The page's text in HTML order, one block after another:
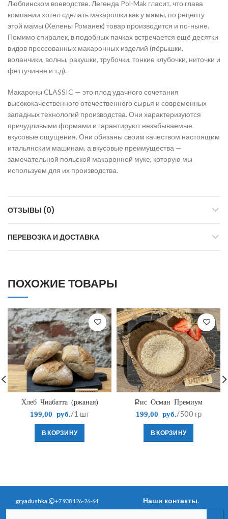
Люблинском воеводстве. Легенда Pol-Mak гласит, что глава
компании хотел сделать макарошки как у мамы, по рецепту
этой мамы (Хелены Романек) товар производится и по-ныне.
Помимо спиралек, в подобных пачках встречается ещё десятки
видов прессованных макаронных изделий (пёрышки,
воланчики, волны, ракушки, трубочки, тонкие клубочки, ниточки и
феттучинне и т.д).
Макароны CLASSIC — это плод удачного сочетания
высококачественного отечественного сырья и современных
западных технологий производства. Они характеризуются
причудливыми формами и гарантируют незабываемые
вкусовые ощущения. Они обязаны своим качеством настоящим
итальянским машинам, а вкусовые преимущества —
замечательной польской макаронной муке, которую мы
используем для их производства.
ОТЗЫВЫ (0)
ПЕРЕВОЗКА И ДОСТАВКА
ПОХОЖИЕ ТОВАРЫ
Хлеб Чиабатта (ржаная)
199,00 руб. /1 шт
В КОРЗИНУ
Рис Осман Премиум
199,00 руб. /500 гр
В КОРЗИНУ
gryadushka +7 938 126-26-64 Наши контакты.